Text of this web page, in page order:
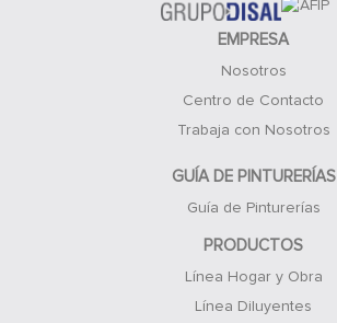
EMPRESA
Nosotros
Centro de Contacto
Trabaja con Nosotros
GUÍA DE PINTURERÍAS
Guía de Pinturerías
PRODUCTOS
Línea Hogar y Obra
Línea Diluyentes